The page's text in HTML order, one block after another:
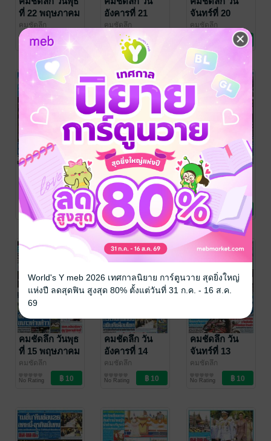
ที่ 22 พฤษภาคม
พ.ศ.2562
คมชัดลึก
คมชัดลึก
No Rating
อังคารที่ 21
พฤษภาคม
พ.ศ.2562
คมชัดลึก
คมชัดลึก
No Rating
จันทร์ที่ 20
พฤษภาคม
คมชัดลึก
1 Rating
คมชัดลึก วัน
เสาร์ที่ 18
พฤษภาคม
พ.ศ.2562
คมชัดลึก
คมชัดลึก
No Rating
คมชัดลึก วัน
ศุกร์ที่ 17
พฤษภาคม
พ.ศ.2562
คมชัดลึก
คมชัดลึก
No Rating
คมชัดลึก วัน
พฤหัสบดีที่ 16
พฤษภาคม
พ.ศ.2562
คมชัดลึก
คมชัดลึก
No Rating
คมชัดลึก วันพุธ
ที่ 15 พฤษภาคม
พ.ศ.2562
คมชัดลึก
No Rating
คมชัดลึก วัน
อังคารที่ 14
พฤษภาคม
พ.ศ.2562
คมชัดลึก
No Rating
คมชัดลึก วัน
จันทร์ที่ 13
พฤษภาคม
พ.ศ.2562
คมชัดลึก
No Rating
World's Y meb 2026 เทศกาลนิยาย การ์ตูนวาย สุดยิ่งใหญ่
แห่งปี ลดสุดฟิน สูงสุด 80% ตั้งแต่วันที่ 31 ก.ค. - 16 ส.ค.
69